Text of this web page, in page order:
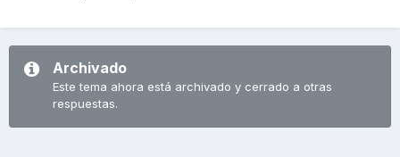
Archivado
Este tema ahora está archivado y cerrado a otras
respuestas.